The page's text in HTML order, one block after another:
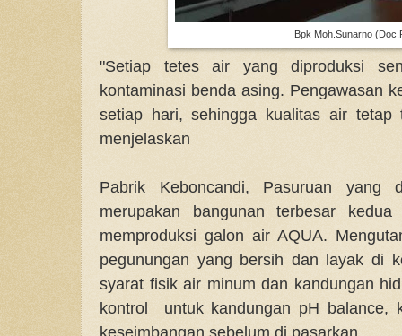
Bpk Moh.Sunarno
"Setiap tetes air yang diproduksi
kontaminasi benda asing. Pengawasan
setiap hari, sehingga kualitas air tetap
menjelaskan
Pabrik Keboncandi, Pasuruan yang
merupakan bangunan terbesar
memproduksi galon air AQUA.
pegunungan yang bersih dan layak di
syarat fisik air minum dan kandungan
kontrol untuk kandungan pH balance,